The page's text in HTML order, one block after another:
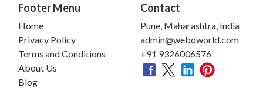
Footer Menu
Home
Privacy Policy
Terms and Conditions
About Us
Blog
Contact
Pune, Maharashtra, India
admin@weboworld.com
+91 9326006576